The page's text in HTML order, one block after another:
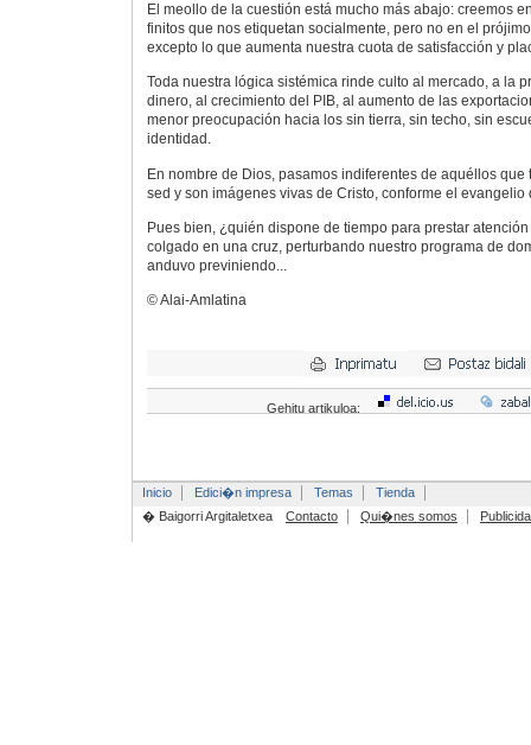
El meollo de la cuestión está mucho más abajo: creemos
finitos que nos etiquetan socialmente, pero no en el
excepto lo que aumenta nuestra cuota de satisfacción y
Toda nuestra lógica sistémica rinde culto al mercado, a la
dinero, al crecimiento del PIB, al aumento de las
menor preocupación hacia los sin tierra, sin techo, sin
identidad.
En nombre de Dios, pasamos indiferentes de aquéllos que
sed y son imágenes vivas de Cristo, conforme el evangelio
Pues bien, ¿quién dispone de tiempo para prestar
colgado en una cruz, perturbando nuestro programa de
anduvo previniendo...
© Alai-Amlatina
Gehitu artikuloa:
Inicio Edici�n impresa Temas
Tienda
� Baigorri Argitaletxea
Contacto Qui�nes somos